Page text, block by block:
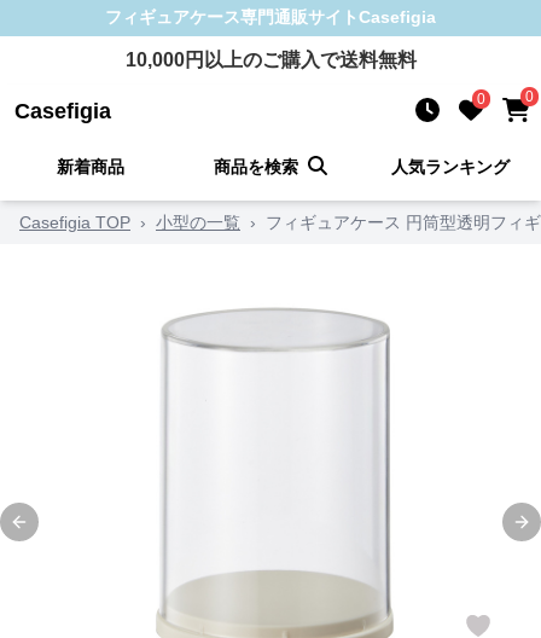
フィギュアケース専門通販サイトCasefigia
10,000円以上のご購入で送料無料
Casefigia 0 0
新着商品 商品を検索 人気ランキング
Casefigia TOP › 小型の一覧 › フィギュアケース 円筒型透明フィ
Previous slide